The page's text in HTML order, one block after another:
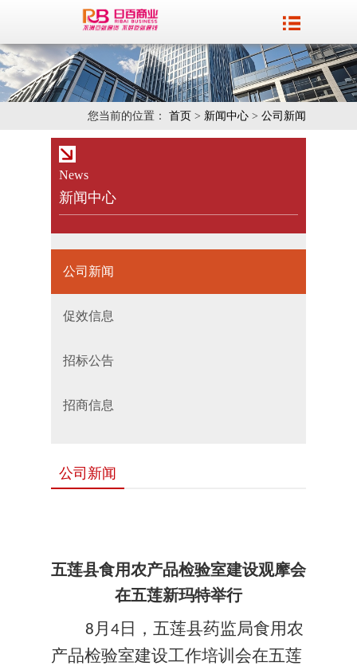
您当前的位置： 首页 > 新闻中心 > 公司新闻
News
新闻中心
公司新闻
促效信息
招标公告
招商信息
公司新闻
五莲县食用农产品检验室建设观摩会
在五莲新玛特举行
8 月 4日，五莲县药监局食用农
产品检验室建设工作培训会在五莲